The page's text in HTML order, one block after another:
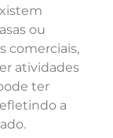
ou
comerciais,
atividades
ter
a